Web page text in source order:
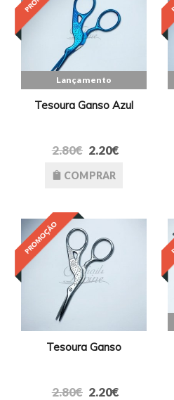
Lançamento
Tesoura Ganso Azul
2.80€ 2.20€
COMPRAR
Tesoura Ganso
2.80€ 2.20€